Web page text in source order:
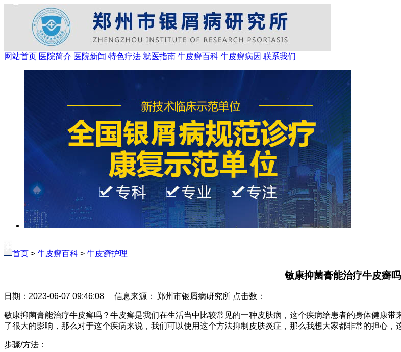
网站首页 医院简介 医院新闻 特色疗法 就医指南 牛皮癣百科 牛皮癣病因 联系我们
首页 > 牛皮癣百科 > 牛皮癣护理
敏康抑菌膏能治疗牛皮癣吗
日期：2023-06-07 09:46:08 信息来源： 郑州市银屑病研究所 点击数：
敏康抑菌膏能治疗牛皮癣吗？牛皮癣是我们在生活当中比较常见的一种皮肤病，这个疾病给患者的身体健康
了很大的影响，那么对于这个疾病来说，我们可以使用这个方法抑制皮肤炎症，那么我想大家都非常的担心，
步骤/方法：